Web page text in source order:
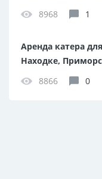
8968
1
Аренда катера
Находке,
8866
0